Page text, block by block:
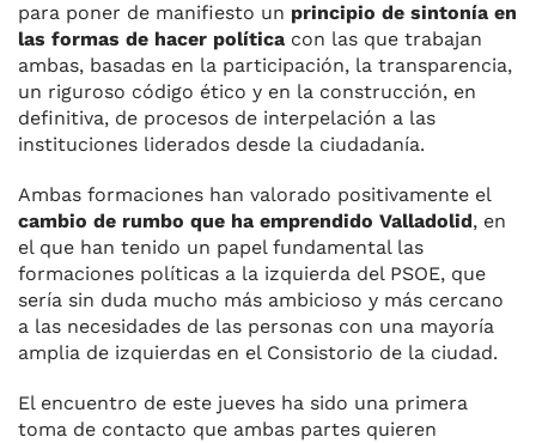
para poner de manifiesto un principio de sintonía en
las formas de hacer política con las que trabajan
ambas, basadas en la participación, la transparencia,
un riguroso código ético y en la construcción, en
definitiva, de procesos de interpelación a las
instituciones liderados desde la ciudadanía.
Ambas formaciones han valorado positivamente el
cambio de rumbo que ha emprendido Valladolid, en
el que han tenido un papel fundamental las
formaciones políticas a la izquierda del PSOE, que
sería sin duda mucho más ambicioso y más cercano
a las necesidades de las personas con una mayoría
amplia de izquierdas en el Consistorio de la ciudad.
El encuentro de este jueves ha sido una primera
toma de contacto que ambas partes quieren